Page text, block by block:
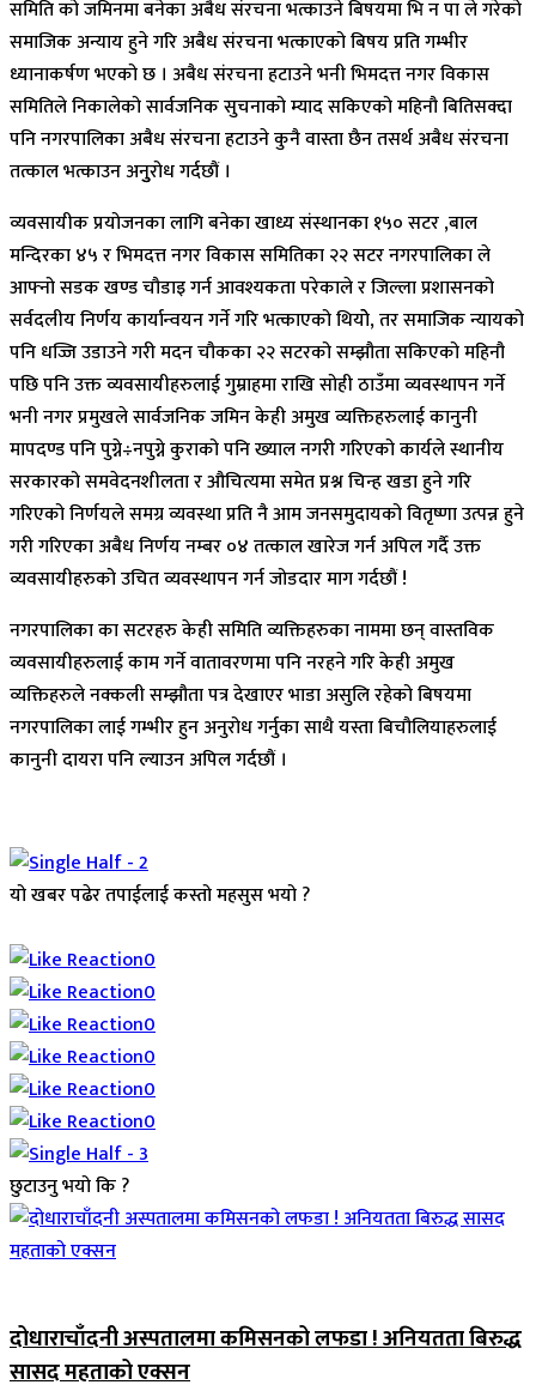
समिति को जमिनमा बनेका अबैध संरचना भत्काउने बिषयमा भि न पा ले गरेको
समाजिक अन्याय हुने गरि अबैध संरचना भत्काएको बिषय प्रति गम्भीर
ध्यानाकर्षण भएको छ । अबैध संरचना हटाउने भनी भिमदत्त नगर विकास
समितिले निकालेको सार्वजनिक सुचनाको म्याद सकिएको महिनौ बितिसक्दा
पनि नगरपालिका अबैध संरचना हटाउने कुनै वास्ता छैन तसर्थ अबैध संरचना
तत्काल भत्काउन अनुुरोध गर्दछौं ।
व्यवसायीक प्रयोजनका लागि बनेका खाध्य संस्थानका १५० सटर ,बाल
मन्दिरका ४५ र भिमदत्त नगर विकास समितिका २२ सटर नगरपालिका ले
आफ्नो सडक खण्ड चौडाइ गर्न आवश्यकता परेकाले र जिल्ला प्रशासनको
सर्वदलीय निर्णय कार्यान्वयन गर्ने गरि भत्काएको थियोे, तर समाजिक न्यायको
पनि धज्जि उडाउने गरी मदन चौकका २२ सटरको सम्झौता सकिएको महिनौ
पछि पनि उक्त व्यवसायीहरुलाई गुम्राहमा राखि सोही ठाउँमा व्यवस्थापन गर्ने
भनी नगर प्रमुखले सार्वजनिक जमिन केही अमुख व्यक्तिहरुलाई कानुनी
मापदण्ड पनि पुग्ने÷नपुग्ने कुराको पनि ख्याल नगरी गरिएको कार्यले स्थानीय
सरकारको समवेदनशीलता र औचित्यमा समेत प्रश्न चिन्ह खडा हुने गरि
गरिएको निर्णयले समग्र व्यवस्था प्रति नै आम जनसमुदायको वितृष्णा उत्पन्न हुने
गरी गरिएका अबैध निर्णय नम्बर ०४ तत्काल खारेज गर्न अपिल गर्दै उक्त
व्यवसायीहरुको उचित व्यवस्थापन गर्न जोडदार माग गर्दछौं !
नगरपालिका का सटरहरु केही समिति व्यक्तिहरुका नाममा छन् वास्तविक
व्यवसायीहरुलाई काम गर्ने वातावरणमा पनि नरहने गरि केही अमुख
व्यक्तिहरुले नक्कली सम्झौता पत्र देखाएर भाडा असुलि रहेको बिषयमा
नगरपालिका लाई गम्भीर हुन अनुरोध गर्नुका साथै यस्ता बिचौलियाहरुलाई
कानुनी दायरा पनि ल्याउन अपिल गर्दछौं ।
यो खबर पढेर तपाईलाई कस्तो महसुस भयो ?
0
0
0
0
0
0
छुटाउनु भयो कि ?
दोधाराचाँदनी अस्पतालमा कमिसनको लफडा ! अनियतता बिरुद्ध
सासद महताको एक्सन